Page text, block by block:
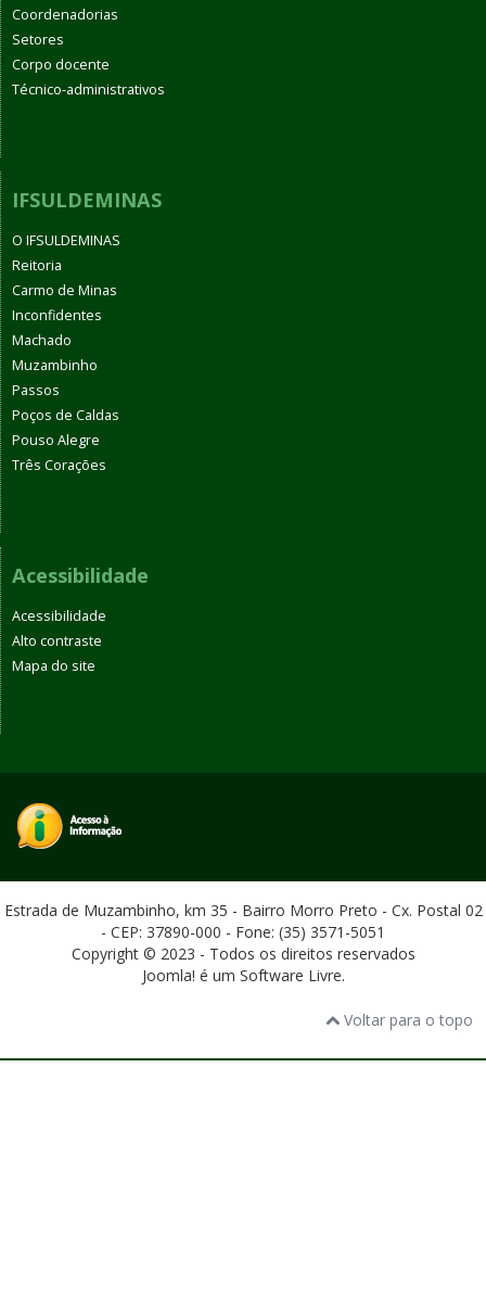
Coordenadorias
Setores
Corpo docente
Técnico-administrativos
IFSULDEMINAS
O IFSULDEMINAS
Reitoria
Carmo de Minas
Inconfidentes
Machado
Muzambinho
Passos
Poços de Caldas
Pouso Alegre
Três Corações
Acessibilidade
Acessibilidade
Alto contraste
Mapa do site
Estrada de Muzambinho, km 35 - Bairro Morro Preto - Cx. Postal 02
- CEP: 37890-000 - Fone: (35) 3571-5051
Copyright © 2023 - Todos os direitos reservados
Joomla! é um Software Livre.
Voltar para o topo